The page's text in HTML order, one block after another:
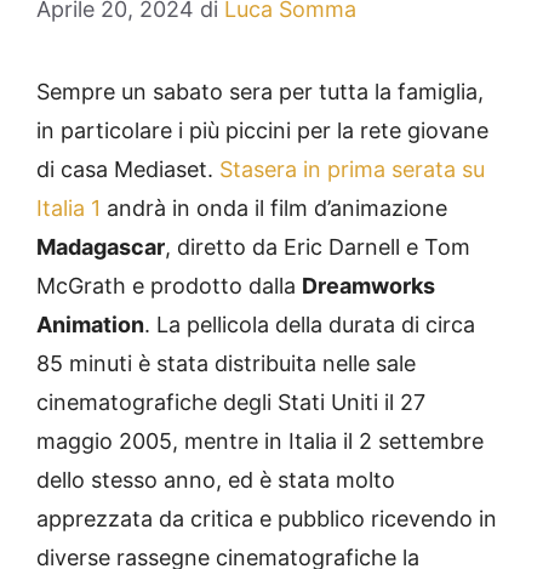
Aprile 20, 2024 di Luca Somma
Sempre un sabato sera per tutta la famiglia,
in particolare i più piccini per la rete giovane
di casa Mediaset. Stasera in prima serata su
Italia 1 andrà in onda il film d’animazione
Madagascar, diretto da Eric Darnell e Tom
McGrath e prodotto dalla Dreamworks
Animation. La pellicola della durata di circa
85 minuti è stata distribuita nelle sale
cinematografiche degli Stati Uniti il 27
maggio 2005, mentre in Italia il 2 settembre
dello stesso anno, ed è stata molto
apprezzata da critica e pubblico ricevendo in
diverse rassegne cinematografiche la